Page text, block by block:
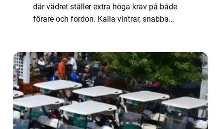
där vädret ställer extra höga krav på både
förare och fordon. Kalla vintrar, snabba